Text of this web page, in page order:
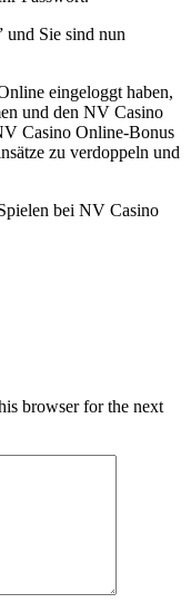
Sie sind nun
eingeloggt haben,
und den NV Casino
Casino Online-Bonus
zu verdoppeln und
bei NV Casino
browser for the next